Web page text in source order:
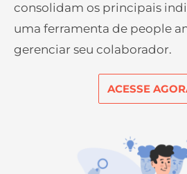
consolidam os principais
uma ferramenta de people
gerenciar seu colaborador.
ACESSE